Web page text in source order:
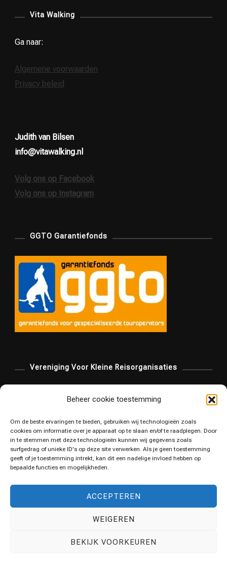
Beheer cookie toestemming
Om de beste ervaringen te bieden, gebruiken wij technologieën zoals
cookies om informatie over je apparaat op te slaan en/of te raadplegen. Door
in te stemmen met deze technologieën kunnen wij gegevens zoals
surfgedrag of unieke ID's op deze site verwerken. Als je geen toestemming
geeft of je toestemming intrekt, kan dit een nadelige invloed hebben op
bepaalde functies en mogelijkheden.
ACCEPTEREN
WEIGEREN
BEKIJK VOORKEUREN
Vita Walking
Ga naar:
Algemene voorwaarden
Privacy beleid
Judith van Bilsen
info@vitawalking.nl
Volg ons op Facebook
Volg ons op Instagram
GGTO Garantiefonds
Vereniging Voor Kleine Reisorganisaties
voorbehouden.Travel Vista | Developed By